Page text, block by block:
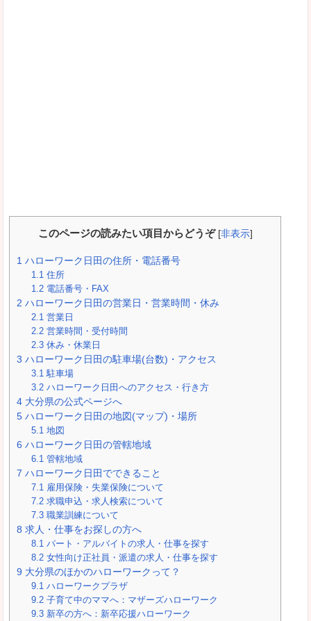
このページの読みたい項目からどうぞ [非表示]
1 ハローワーク日田の住所・電話番号
1.1 住所
1.2 電話番号・FAX
2 ハローワーク日田の営業日・営業時間・休み
2.1 営業日
2.2 営業時間・受付時間
2.3 休み・休業日
3 ハローワーク日田の駐車場(台数)・アクセス
3.1 駐車場
3.2 ハローワーク日田へのアクセス・行き方
4 大分県の公式ページへ
5 ハローワーク日田の地図(マップ)・場所
5.1 地図
6 ハローワーク日田の管轄地域
6.1 管轄地域
7 ハローワーク日田でできること
7.1 雇用保険・失業保険について
7.2 求職申込・求人検索について
7.3 職業訓練について
8 求人・仕事をお探しの方へ
8.1 パート・アルバイトの求人・仕事を探す
8.2 女性向け正社員・派遣の求人・仕事を探す
9 大分県のほかのハローワークって？
9.1 ハローワークプラザ
9.2 子育て中のママへ：マザーズハローワーク
9.3 新卒の方へ：新卒応援ハローワーク